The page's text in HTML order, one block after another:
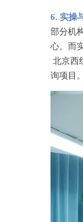
6. 实操
部分机
心。而
北京西
询项目